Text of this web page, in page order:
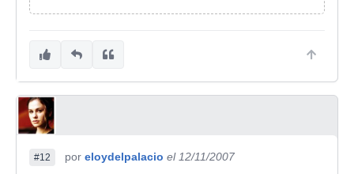
#12 por eloydelpalacio el 12/11/2007